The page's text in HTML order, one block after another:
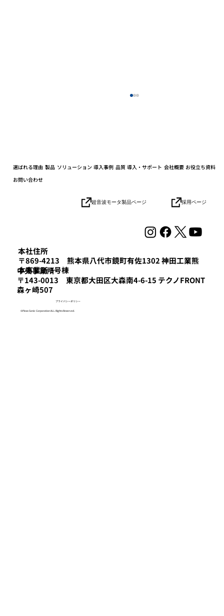
小学生の社会科見学を開催しました
本社住所
〒869-4213 熊本県八代市鏡町有佐1302 神田工業熊
本事業所 3号棟
​中央事業所
〒143-0013 東京都大田区大森南4-6-15 テクノFRONT
森ヶ崎507
選ばれる理由 製品 ソリューション 導入事例 品質 導入・サポート 会社概要 お役立ち資料
お問い合わせ
超音波モータ製品ページ 採用ページ
プライバシーポリシー
©Piezo Sonic Corporation ALL Rights Reserved.